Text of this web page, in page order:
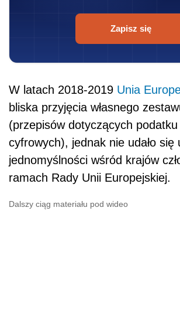
Zapisz się
W latach 2018-2019 Unia
bliska przyjęcia własnego
(przepisów dotyczących podatku
cyfrowych), jednak nie udało się
jednomyślności wśród krajów
ramach Rady Unii Europejskiej.
Dalszy ciąg materiału pod wideo